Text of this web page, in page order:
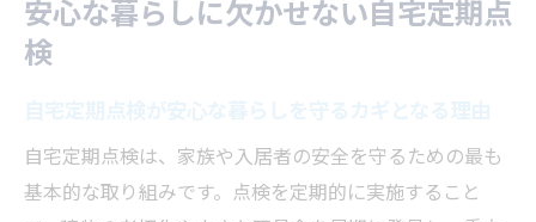
安心な暮らしに欠かせない自宅定期点
検
自宅定期点検は、家族や入居者の安全を守るための最も
基本的な取り組みです。点検を定期的に実施すること